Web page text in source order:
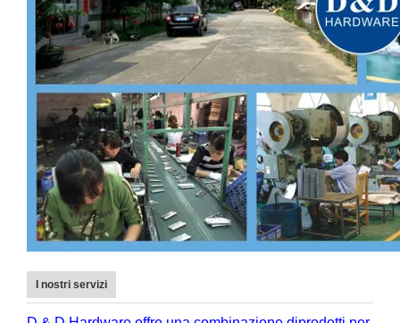
I nostri servizi